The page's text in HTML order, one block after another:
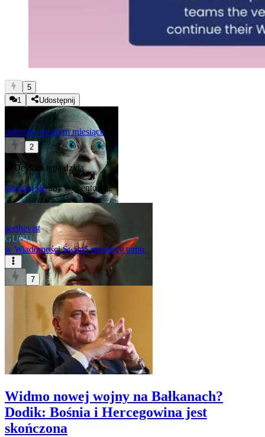
5
1
Udostępnij
radziolw zeszłym miesiącu
2
@Deykun tępa dzida
Zaloguj sięaby komentować
aerthevist
GURU
w Wiadomości Świat5 miesięcy temu
7
Widmo nowej wojny na Bałkanach?
Dodik: Bośnia i Hercegowina jest
skończona